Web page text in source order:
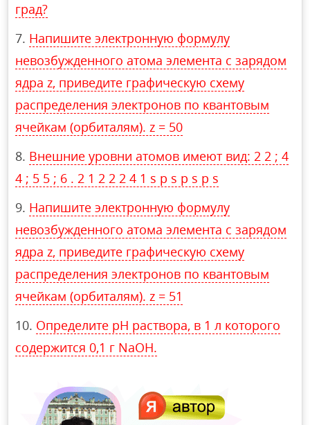
град?
Напишите электронную формулу
невозбужденного атома элемента с зарядом
ядра z, приведите графическую схему
распределения электронов по квантовым
ячейкам (орбиталям). z = 50
Внешние уровни атомов имеют вид: 2 2 ; 4
4 ; 5 5 ; 6 . 2 1 2 2 2 4 1 s p s p s p s
Напишите электронную формулу
невозбужденного атома элемента с зарядом
ядра z, приведите графическую схему
распределения электронов по квантовым
ячейкам (орбиталям). z = 51
Определите рН раствора, в 1 л которого
содержится 0,1 г NаОН.